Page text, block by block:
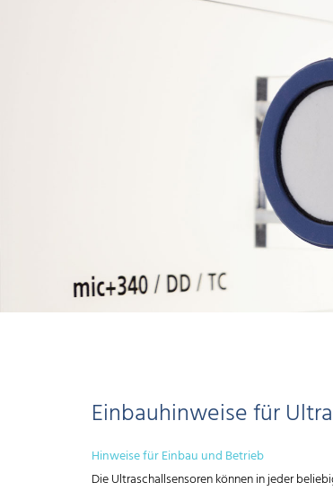
Einbauhinweise für
Hinweise für Einbau und Betrieb
Die Ultraschallsensoren können in jeder